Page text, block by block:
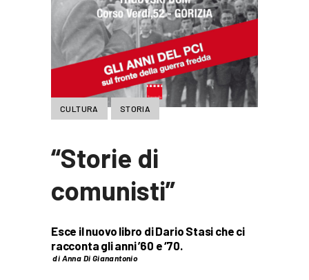
CULTURA STORIA
“Storie di
comunisti”
Esce il nuovo libro di Dario Stasi che ci
racconta gli anni ’60 e ‘70.
di Anna Di Gianantonio